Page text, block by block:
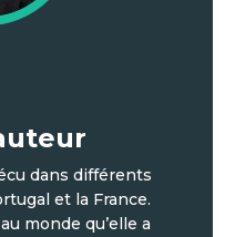
dans différents
et la France.
monde qu’elle a